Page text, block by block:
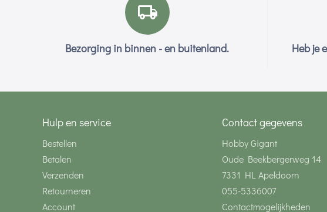
Bezorging in binnen - en buitenland. Heb je
Hulp en service
Bestellen
Betalen
Verzenden
Retourneren
Account
Contact gegevens
Hobby Gigant
Oude Beekbergerweg 14
7331 HL Apeldoorn
055-5336007
Contactmogelijkheden